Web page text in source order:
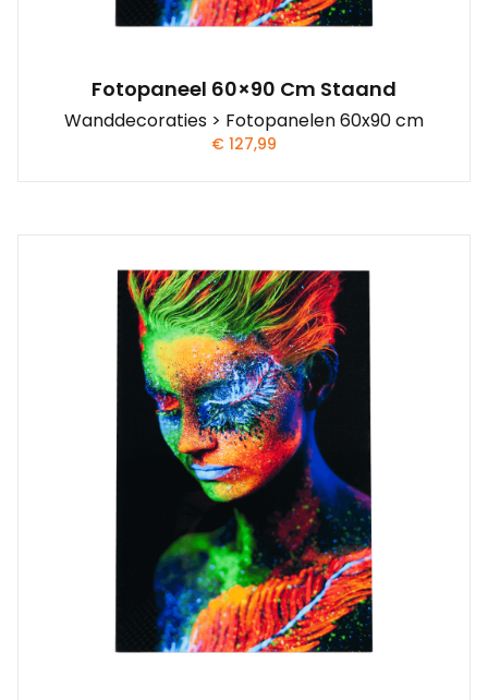
Fotopaneel 60×90 Cm Staand
Wanddecoraties > Fotopanelen 60x90 cm
€ 127,99